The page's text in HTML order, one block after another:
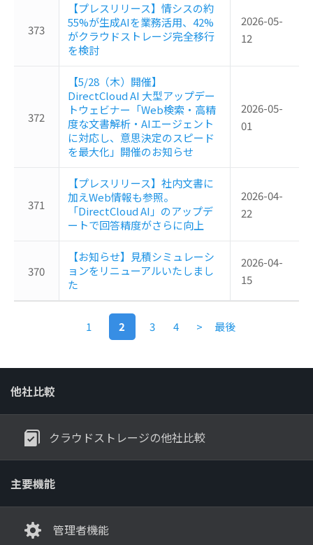
373
【プレスリリース】情シスの約
55%が生成AIを業務活用、42%
がクラウドストレージ完全移行
を検討
2026-05-
12
372
【5/28（木）開催】
DirectCloud AI 大型アップデー
トウェビナー「Web検索・高精
度な文書解析・AIエージェント
に対応し、意思決定のスピード
を最大化」開催のお知らせ
2026-05-
01
371
【プレスリリース】社内文書に
加えWeb情報も参照。
「DirectCloud AI」のアップデ
ートで回答精度がさらに向上
2026-04-
22
370
【お知らせ】見積シミュレーシ
ョンをリニューアルいたしまし
た
2026-04-
15
1 2 3 4 > 最後
他社比較
クラウドストレージの他社比較
主要機能
管理者機能